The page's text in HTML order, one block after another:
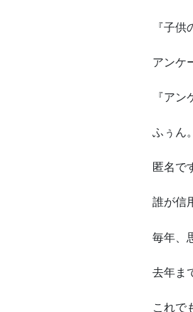
『子
アンケ
『ア
ふぅん
匿名で
誰が信
毎年、
去年ま
これで